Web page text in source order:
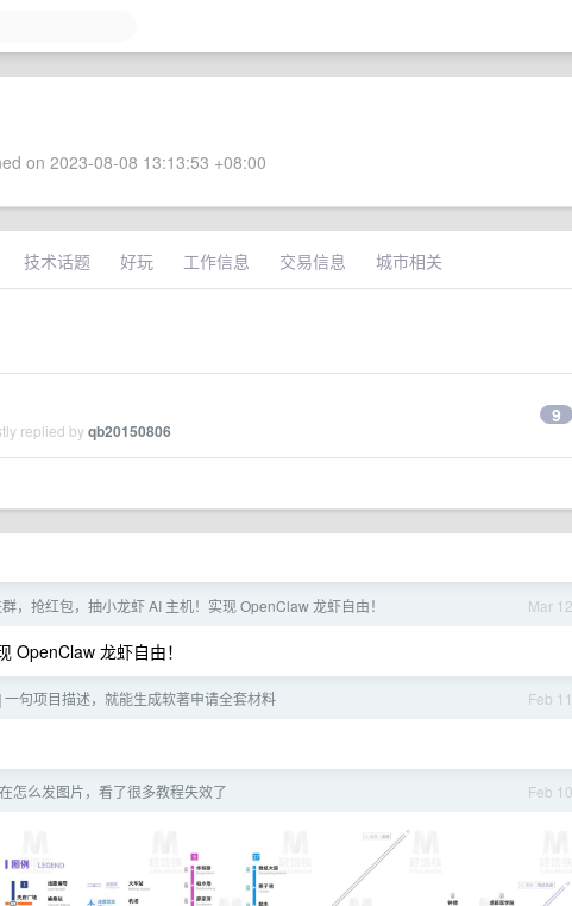
on 2023-08-08 13:13:53 +08:00
技术话题 好玩 工作信息 交易信息 城市相关
replied byqb20150806
9
Mar 12
，抢红包，抽小龙虾 AI 主机！实现 OpenClaw 龙虾自由！
OpenClaw 龙虾自由！
Feb 11
一句项目描述，就能生成软著申请全套材料
Feb 10
怎么发图片，看了很多教程失效了